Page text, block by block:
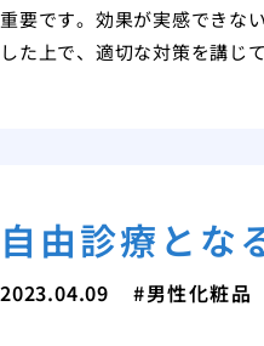
重要です。効果が実感できな
した上で、適切な対策を講じ
自由診療とな
2023.04.09 男性化粧品